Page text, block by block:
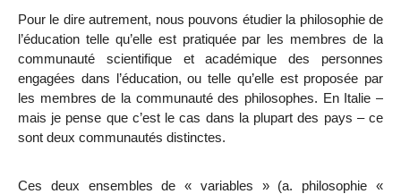
Pour le dire autrement, nous pouvons étudier la philosophie de
l’éducation telle qu’elle est pratiquée par les membres de la
communauté scientifique et académique des personnes
engagées dans l’éducation, ou telle qu’elle est proposée par
les membres de la communauté des philosophes. En Italie –
mais je pense que c’est le cas dans la plupart des pays – ce
sont deux communautés distinctes.
Ces deux ensembles de « variables » (a. philosophie «